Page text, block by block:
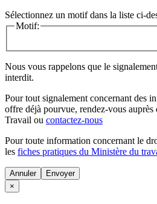
Sélectionnez un motif dans la liste ci-
Motif:
Nous vous rappelons que le
interdit.
Pour tout signalement concernant des
offre déjà pourvue, rendez-vous
Travail ou contactez-nous
Pour toute information concernant le
les fiches pratiques du Ministère du
Annuler
×